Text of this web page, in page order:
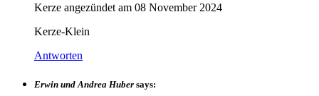
Kerze angezündet am 08 November 2024
Kerze-Klein
Antworten
Erwin und Andrea Huber says: